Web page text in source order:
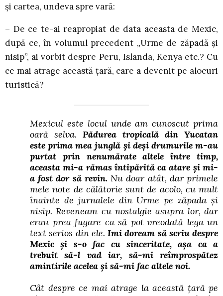
și cartea, undeva spre vară:
– De ce te-ai reapropiat de data aceasta de Mexic,
după ce, în volumul precedent „Urme de zăpadă și
nisip”, ai vorbit despre Peru, Islanda, Kenya etc.? Cu
ce mai atrage această țară, care a devenit pe alocuri
turistică?
Mexicul este locul unde am cunoscut prima
oară selva. Pădurea tropicală din Yucatan
este prima mea junglă și deși drumurile m-au
purtat prin nenumărate altele între timp,
aceasta mi-a rămas întipărită ca atare și mi-
a fost dor să revin. Nu doar atât, dar primele
mele note de călătorie sunt de acolo, cu mult
înainte de jurnalele din Urme pe zăpada și
nisip. Reveneam cu nostalgie asupra lor, dar
erau prea fugare ca să pot vreodată lega un
text serios din ele. Imi doream să scriu despre
Mexic și s-o fac cu sinceritate, așa ca a
trebuit să-l vad iar, să-mi reîmprospătez
amintirile acelea și să-mi fac altele noi.
Cât despre ce mai atrage la această țară pe